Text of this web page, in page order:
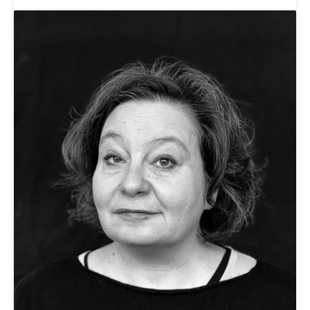
Abfall und Entsorgung
Gemeindeverbände für Abfallentsorgung
Boden, Natur und Landschaft
Bodenschutz, Landschaftsschutz, Gewässerschutz,
Naturschutz, Umweltschutz
Natur (Dienststelle Landwirtschaft und
Wald)
Natur- und Lanschaftsschutz (GEO-Portal
rawi)
Boden
Chemie und Gifte
Giftabfälle, Giftmüll, Schadstoffe, Giftstoffe, Störfall
Sonderabfälle und Gifte (Umweltberatung
Luzern)
Eigentum
Liegenschaft, Immobilie, Grundstück
ÖREB-Kataster
Grundeigentümerabfrage
Strom, Energieversorgung, Stromversorgung,
Energieverbrauch, Stromverbrauch, Energiequelle,
Windenergie, Wasserkraft, Sonnenenergie, fossile